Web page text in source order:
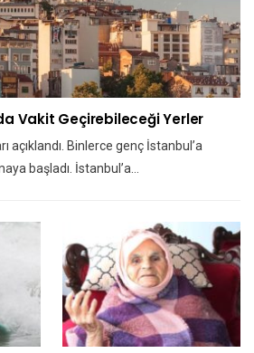
Vakit Geçirebileceği Yerler
açıklandı. Binlerce genç İstanbul’a
başladı. İstanbul’a…